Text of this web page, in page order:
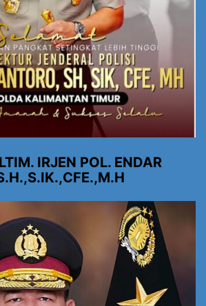
IRJEN POL. ENDAR